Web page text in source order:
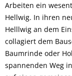
Arbeiten ein
Hellwig. In ihren
Helllwig an dem
collagiert dem
Baumrinde oder
spannenden Weg